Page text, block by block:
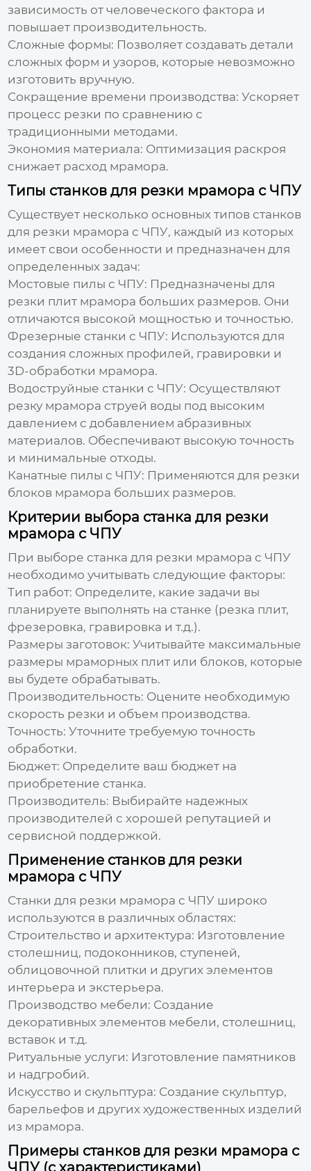
зависимость от человеческого фактора и
повышает производительность.
Сложные формы: Позволяет создавать детали
сложных форм и узоров, которые невозможно
изготовить вручную.
Сокращение времени производства: Ускоряет
процесс резки по сравнению с
традиционными методами.
Экономия материала: Оптимизация раскроя
снижает расход мрамора.
Типы станков для резки мрамора с ЧПУ
Существует несколько основных типов станков
для резки мрамора с ЧПУ, каждый из которых
имеет свои особенности и предназначен для
определенных задач:
Мостовые пилы с ЧПУ: Предназначены для
резки плит мрамора больших размеров. Они
отличаются высокой мощностью и точностью.
Фрезерные станки с ЧПУ: Используются для
создания сложных профилей, гравировки и
3D-обработки мрамора.
Водоструйные станки с ЧПУ: Осуществляют
резку мрамора струей воды под высоким
давлением с добавлением абразивных
материалов. Обеспечивают высокую точность
и минимальные отходы.
Канатные пилы с ЧПУ: Применяются для резки
блоков мрамора больших размеров.
Критерии выбора станка для резки
мрамора с ЧПУ
При выборе станка для резки мрамора с ЧПУ
необходимо учитывать следующие факторы:
Тип работ: Определите, какие задачи вы
планируете выполнять на станке (резка плит,
фрезеровка, гравировка и т.д.).
Размеры заготовок: Учитывайте максимальные
размеры мраморных плит или блоков, которые
вы будете обрабатывать.
Производительность: Оцените необходимую
скорость резки и объем производства.
Точность: Уточните требуемую точность
обработки.
Бюджет: Определите ваш бюджет на
приобретение станка.
Производитель: Выбирайте надежных
производителей с хорошей репутацией и
сервисной поддержкой.
Применение станков для резки
мрамора с ЧПУ
Станки для резки мрамора с ЧПУ широко
используются в различных областях:
Строительство и архитектура: Изготовление
столешниц, подоконников, ступеней,
облицовочной плитки и других элементов
интерьера и экстерьера.
Производство мебели: Создание
декоративных элементов мебели, столешниц,
вставок и т.д.
Ритуальные услуги: Изготовление памятников
и надгробий.
Искусство и скульптура: Создание скульптур,
барельефов и других художественных изделий
из мрамора.
Примеры станков для резки мрамора с
ЧПУ (с характеристиками)